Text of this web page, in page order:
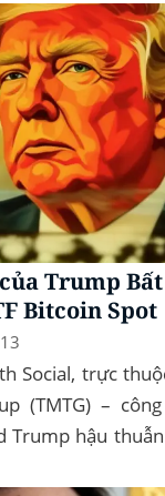
Trump
Bitcoin Spot
Social, trực
(TMTG) –
Trump hậu